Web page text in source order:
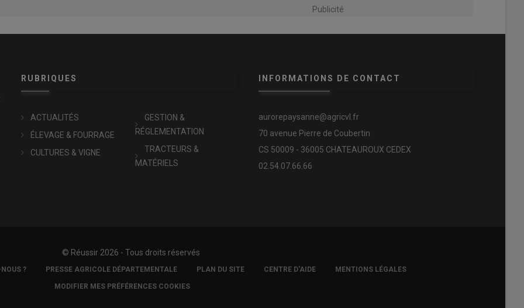
Publicité
RUBRIQUES
ACTUALITÉS
ÉLEVAGE & FOURRAGE
CULTURES & VIGNE
GESTION &
RÉGLEMENTATION
TRACTEURS &
MATÉRIELS
INFORMATIONS DE CONTACT
aurorepaysanne@agricvl.fr
70 avenue Pierre de Coubertin
CS 50009 - 36005 CHATEAUROUX CEDEX
02.54.07.66.66
© Réussir 2026 - Tous droits réservés
? PRESSE AGRICOLE DÉPARTEMENTALE PLAN DU SITE CENTRE D'AIDE MENTIONS LÉGALES
MODIFIER MES PRÉFÉRENCES COOKIES